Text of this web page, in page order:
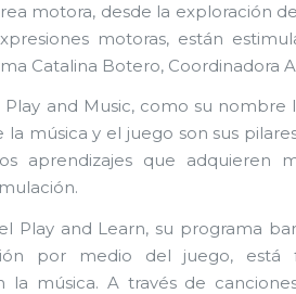
motora, desde la exploración
motoras, están
Catalina Botero, Coordinadora
Play and Music, como su nombre
la música y el juego son sus
aprendizajes que adquieren
Play and Learn, su programa
por medio del juego, está
la música. A través de